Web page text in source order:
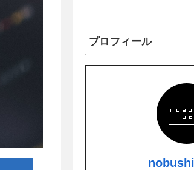
プロフィール